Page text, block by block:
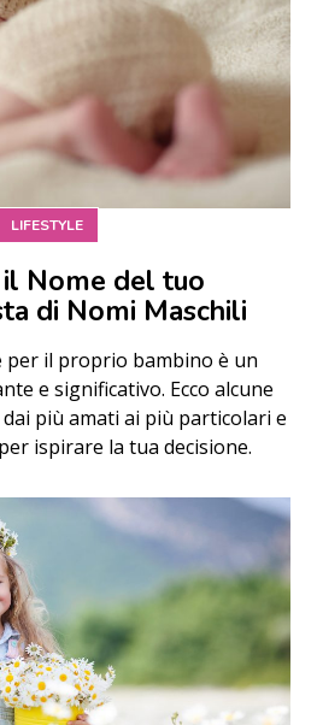
LIFESTYLE
Nome del tuo
di Nomi Maschili
per il proprio bambino è un
e significativo. Ecco alcune
più amati ai più particolari e
ispirare la tua decisione.